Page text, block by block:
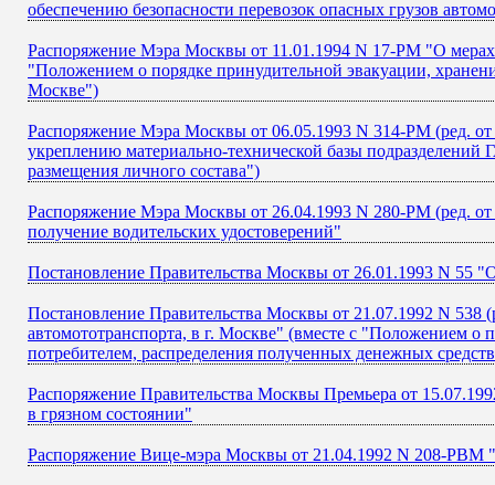
обеспечению безопасности перевозок опасных грузов
Распоряжение Мэра Москвы от 11.01.1994 N 17-РМ "О мерах
"Положением о порядке принудительной эвакуации,
Москве")
Распоряжение Мэра Москвы от 06.05.1993 N 314-РМ (ред.
укреплению материально-технической базы
размещения личного состава")
Распоряжение Мэра Москвы от 26.04.1993 N 280-РМ (ред. от
получение водительских удостоверений"
Постановление Правительства Москвы от 26.01.1993 N 55
Постановление Правительства Москвы от 21.07.1992 N 538
автомототранспорта, в г. Москве" (вместе с "Положением о
потребителем, распределения полученных денежных
Распоряжение Правительства Москвы Премьера от
в грязном состоянии"
Распоряжение Вице-мэра Москвы от 21.04.1992 N 208-